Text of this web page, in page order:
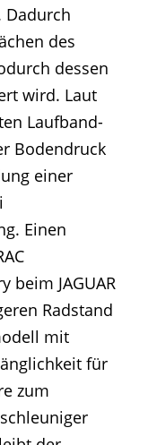
Dadurch
des
dessen
wird. Laut
Laufband-
Bodendruck
einer
Einen
beim JAGUAR
Radstand
mit
für
zum